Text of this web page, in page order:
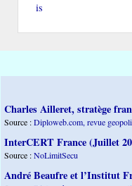
is
Charles Ailleret, stratège
Source :Diploweb.com, revue
InterCERT France (Juillet
Source :NoLimitSecu
André Beaufre et l’Institut